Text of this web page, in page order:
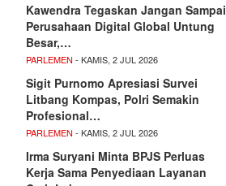
Kawendra Tegaskan Jangan Sampai
Perusahaan Digital Global Untung
Besar,…
PARLEMEN - KAMIS, 2 JUL 2026
Sigit Purnomo Apresiasi Survei
Litbang Kompas, Polri Semakin
Profesional…
PARLEMEN - KAMIS, 2 JUL 2026
Irma Suryani Minta BPJS Perluas
Kerja Sama Penyediaan Layanan